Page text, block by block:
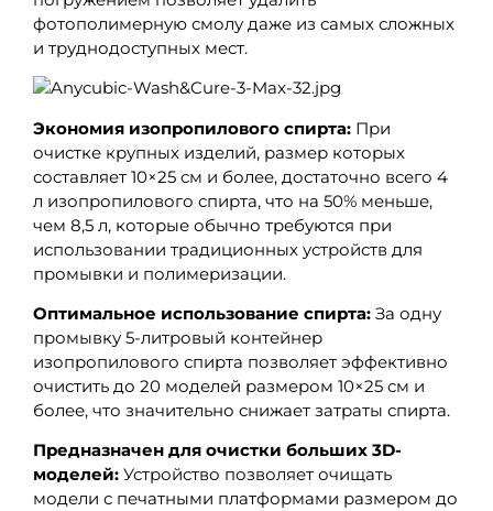
фотополимерную смолу даже из самых сложных
и труднодоступных мест.
Экономия изопропилового спирта: При
очистке крупных изделий, размер которых
составляет 10×25 см и более, достаточно всего 4
л изопропилового спирта, что на 50% меньше,
чем 8,5 л, которые обычно требуются при
использовании традиционных устройств для
промывки и полимеризации.
Оптимальное использование спирта: За одну
промывку 5-литровый контейнер
изопропилового спирта позволяет эффективно
очистить до 20 моделей размером 10×25 см и
более, что значительно снижает затраты спирта.
Предназначен для очистки больших 3D-
моделей: Устройство позволяет очищать
модели с печатными платформами размером до